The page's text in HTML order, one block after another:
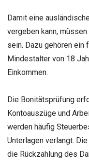
Damit eine
vergeben kann,
sein. Dazu gehören ein
Mindestalter von 18
Einkommen.
Die Bonitätsprüfung
Kontoauszüge und
werden häufig
Unterlagen verlangt.
die Rückzahlung des